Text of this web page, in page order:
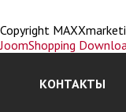
Copyright
JoomShopping
КОНТАКТЫ